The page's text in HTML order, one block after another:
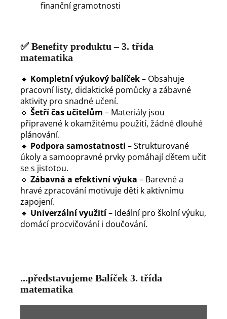
finanční gramotnosti
✅ Benefity produktu – 3. třída
matematika
🔹 Kompletní výukový balíček– Obsahuje
pracovní listy, didaktické pomůcky a zábavné
aktivity pro snadné učení.
🔹 Šetří čas učitelům – Materiály jsou
připravené k okamžitému použití, žádné dlouhé
plánování.
🔹 Podpora samostatnosti – Strukturované
úkoly a samoopravné prvky pomáhají dětem učit
se s jistotou.
🔹 Zábavná a efektivní výuka – Barevné a
hravé zpracování motivuje děti k aktivnímu
zapojení.
🔹 Univerzální využití– Ideální pro školní výuku,
domácí procvičování i doučování.
...představujeme Balíček 3. třída
matematika